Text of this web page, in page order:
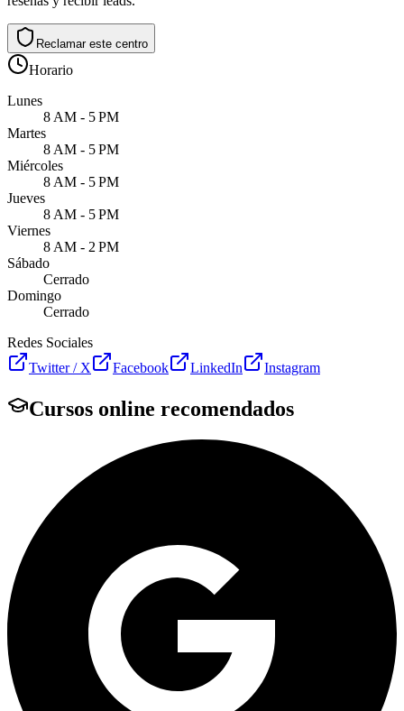
Reclamar este centro
Horario
Lunes
8 AM - 5 PM
Martes
8 AM - 5 PM
Miércoles
8 AM - 5 PM
Jueves
8 AM - 5 PM
Viernes
8 AM - 2 PM
Sábado
Cerrado
Domingo
Cerrado
Redes Sociales
Twitter / X
Facebook LinkedIn Instagram
Cursos online recomendados